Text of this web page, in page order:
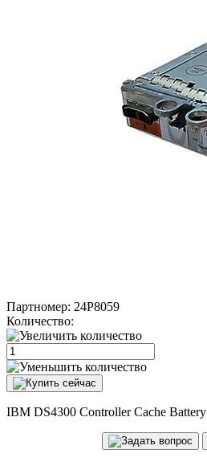
Партномер: 24P8059
Количество:
IBM DS4300 Controller Cache Battery